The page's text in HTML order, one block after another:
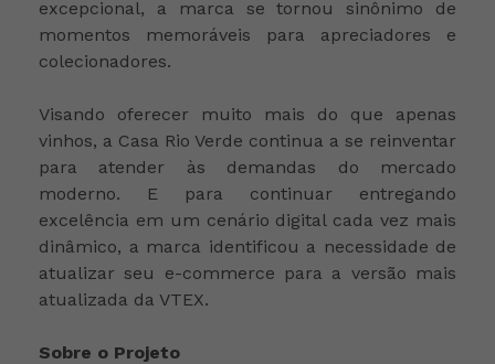
excepcional, a marca se tornou sinônimo de
momentos memoráveis para apreciadores e
colecionadores.
Visando oferecer muito mais do que apenas
vinhos, a Casa Rio Verde continua a se reinventar
para atender às demandas do mercado
moderno. E para continuar entregando
excelência em um cenário digital cada vez mais
dinâmico, a marca identificou a necessidade de
atualizar seu e-commerce para a versão mais
atualizada da VTEX.
Sobre o Projeto